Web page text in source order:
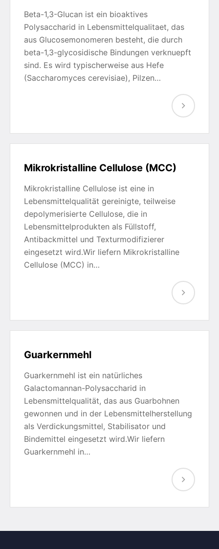
Beta-1,3-Glucan ist ein bioaktives
Polysaccharid in Lebensmittelqualitaet, das
aus Glucosemonomeren besteht, die durch
beta-1,3-glycosidische Bindungen verknuepft
sind. Es wird typischerweise aus Hefe
(Saccharomyces cerevisiae), Pilzen…
Mikrokristalline Cellulose (MCC)
Mikrokristalline Cellulose ist eine in
Lebensmittelqualität gereinigte, teilweise
depolymerisierte Cellulose, die in
Lebensmittelprodukten als Füllstoff,
Antibackmittel und Texturmodifizierer
eingesetzt wird.Wir liefern Mikrokristalline
Cellulose (MCC) in…
Guarkernmehl
Guarkernmehl ist ein natürliches
Galactomannan-Polysaccharid in
Lebensmittelqualität, das aus Guarbohnen
gewonnen und in der Lebensmittelherstellung
als Verdickungsmittel, Stabilisator und
Bindemittel eingesetzt wird.Wir liefern
Guarkernmehl in…